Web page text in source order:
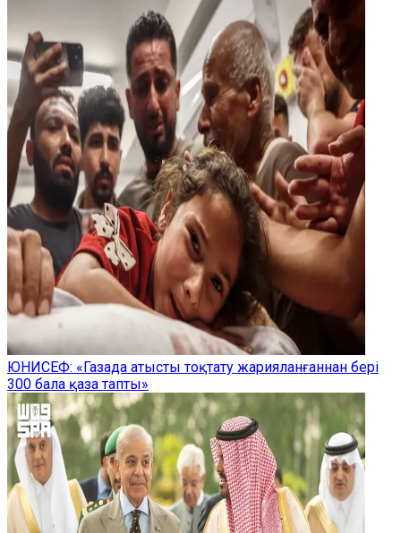
ЮНИСЕФ: «Газада атысты тоқтату жарияланғаннан бері
300 бала қаза тапты»